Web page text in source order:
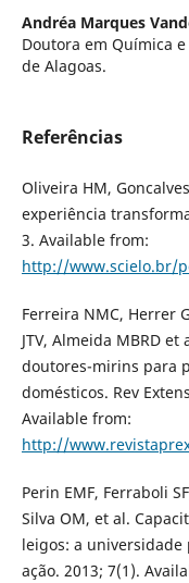
Andréa Marques
Doutora em Química
de Alagoas.
Referências
Oliveira HM,
experiência
3. Available from:
http://www.scielo.br/
Ferreira NMC, Herrer
JTV, Almeida MBRD
doutores-mirins para
domésticos. Rev
Available from:
http://
Perin EMF, Ferraboli
Silva OM, et al.
leigos: a universidade
ação. 2013; 7(1).